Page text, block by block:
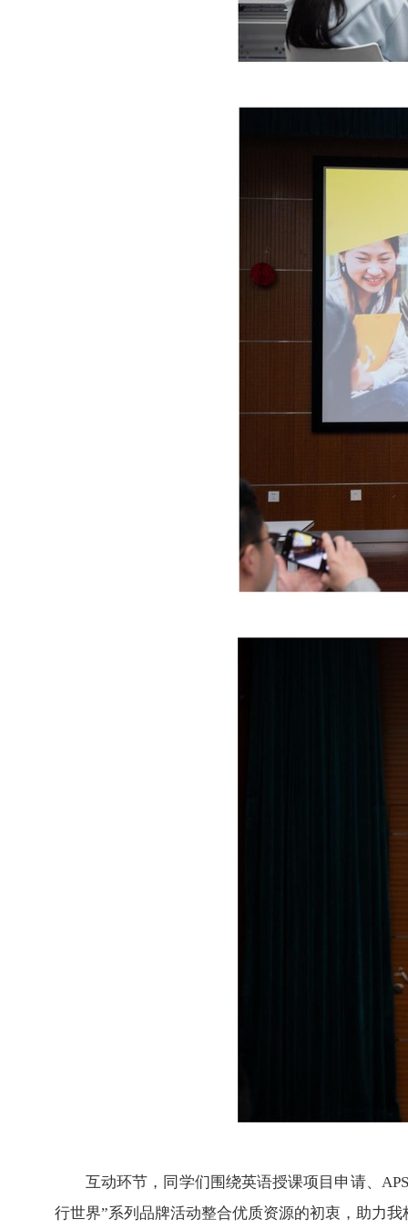
互动环节，同学们围绕英语授课项目申请、
行世界”系列品牌活动整合优质资源的初衷，助力